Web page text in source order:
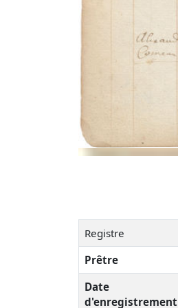
Registre
Prêtre
Date
d'enregistrement